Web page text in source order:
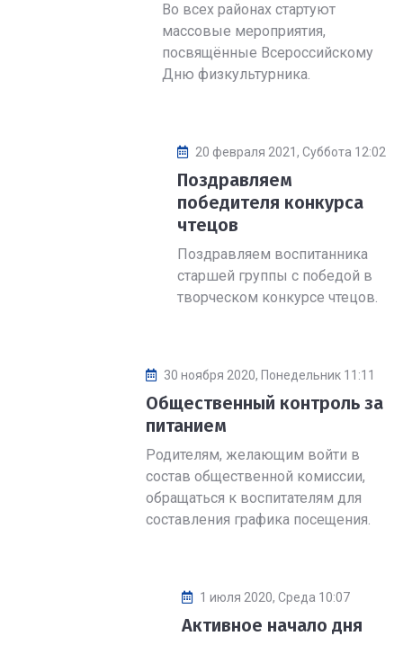
Во всех районах стартуют
массовые мероприятия,
посвящённые Всероссийскому
Дню физкультурника.
20 февраля 2021, Суббота 12:02
Поздравляем
победителя конкурса
чтецов
Поздравляем воспитанника
старшей группы с победой в
творческом конкурсе чтецов.
30 ноября 2020, Понедельник 11:11
Общественный контроль за
питанием
Родителям, желающим войти в
состав общественной комиссии,
обращаться к воспитателям для
составления графика посещения.
1 июля 2020, Среда 10:07
Активное начало дня